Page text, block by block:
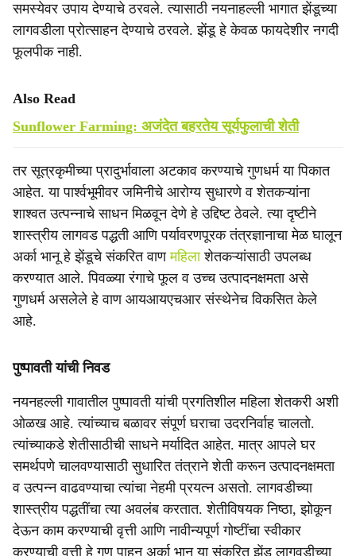
समस्येवर उपाय देण्याचे ठरवले. त्यासाठी नयनाहल्ली भागात झेंडूच्या
लागवडीला प्रोत्साहन देण्याचे ठरवले. झेंडू हे केवळ फायदेशीर नगदी
फूलपीक नाही.
Also Read
Sunflower Farming: अजंदेत बहरतेय सूर्यफुलाची शेती
तर सूत्रकृमीच्या प्रादुर्भावाला अटकाव करण्याचे गुणधर्म या पिकात
आहेत. या पार्श्वभूमीवर जमिनीचे आरोग्य सुधारणे व शेतकऱ्यांना
शाश्‍वत उत्पन्नाचे साधन मिळवून देणे हे उद्दिष्ट ठेवले. त्या दृष्टीने
शास्त्रीय लागवड पद्धती आणि पर्यावरणपूरक तंत्रज्ञानाचा मेळ घालून
अर्का भानू हे झेंडूचे संकरित वाणमहिलाशेतकऱ्यांसाठी उपलब्ध
करण्यात आले. पिवळ्‍या रंगाचे फूल व उच्च उत्पादनक्षमता असे
गुणधर्म असलेले हे वाण आयआयएचआर संस्थेनेच विकसित केले
आहे.
पुष्पावती यांची निवड
नयनहल्ली गावातील पुष्पावती यांची प्रगतिशील महिला शेतकरी अशी
ओळख आहे. त्यांच्याच बळावर संपूर्ण घराचा उदरनिर्वाह चालतो.
त्यांच्याकडे शेतीसाठीची साधने मर्यादित आहेत. मात्र आपले घर
समर्थपणे चालवण्यासाठी सुधारित तंत्राने शेती करून उत्पादनक्षमता
व उत्पन्न वाढवण्याचा त्यांचा नेहमी प्रयत्न असतो. लागवडीच्या
शास्त्रीय पद्धतींचा त्या अवलंब करतात. शेतीविषयक निष्ठा, झोकून
देऊन काम करण्याची वृत्ती आणि नावीन्यपूर्ण गोष्टींचा स्वीकार
करण्याची वृत्ती हे गुण पाहून अर्का भानू या संकरित झेंडू लागवडीच्या